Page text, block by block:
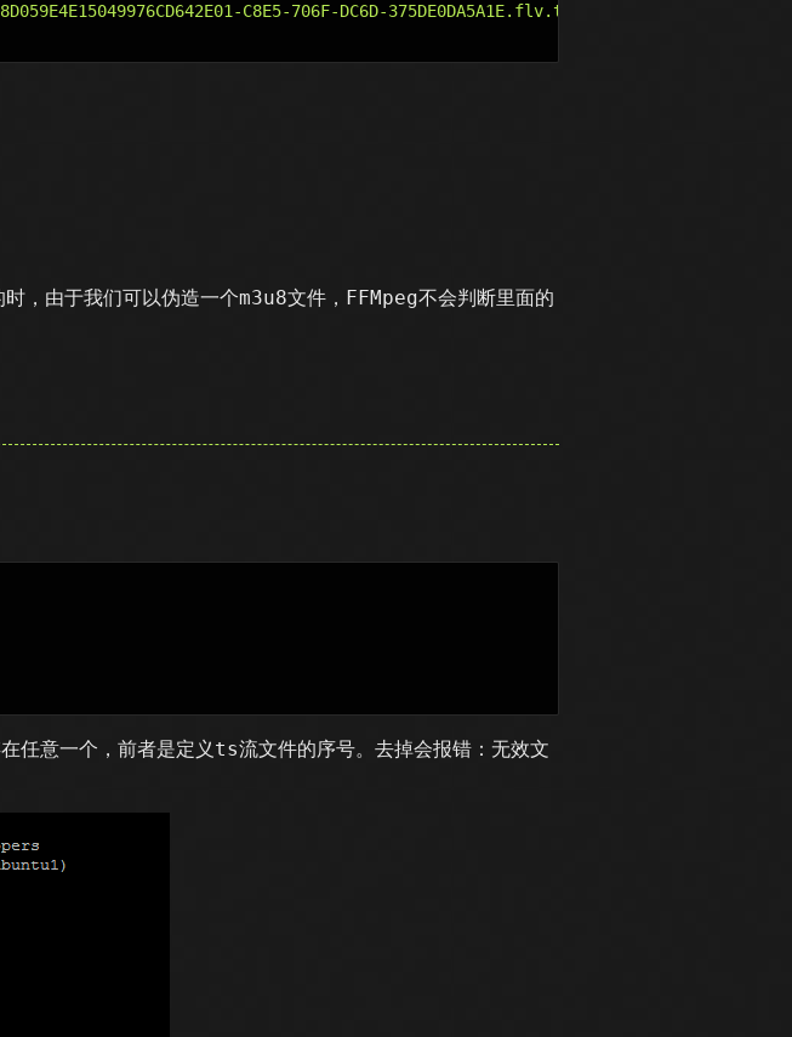
C8E5-706F-DC6D-
，由于我们可以伪造一个m3u8文件，FFMpeg不会判断里面的
任意一个，前者是定义ts流文件的序号。去掉会报错：无效文